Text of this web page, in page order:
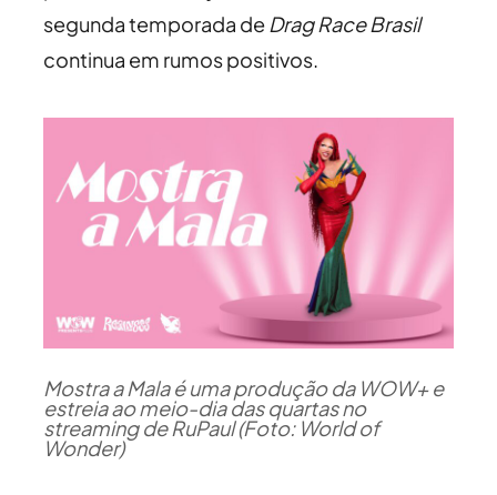
segunda temporada de Drag Race Brasil
continua em rumos positivos.
Mostra a Mala é uma produção da WOW+ e
estreia ao meio-dia das quartas no
streaming de RuPaul (Foto: World of
Wonder)